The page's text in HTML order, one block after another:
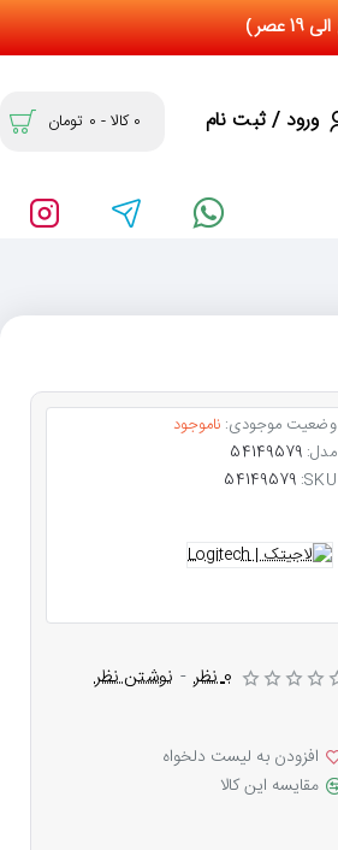
ورود / ثبت نام 0 کالا - 0 تومان
وضعیت موجودی: ناموجود
مدل: 54149579
SKU:
54149579
0 نظر - نوشتن نظر
افزودن به لیست دلخواه
مقایسه این کالا